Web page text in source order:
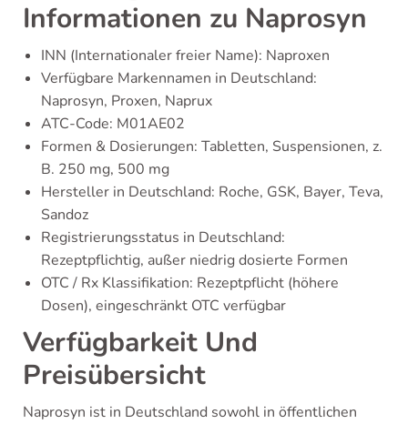
Informationen zu Naprosyn
INN (Internationaler freier Name): Naproxen
Verfügbare Markennamen in Deutschland:
Naprosyn, Proxen, Naprux
ATC-Code: M01AE02
Formen & Dosierungen: Tabletten, Suspensionen, z.
B. 250 mg, 500 mg
Hersteller in Deutschland: Roche, GSK, Bayer, Teva,
Sandoz
Registrierungsstatus in Deutschland:
Rezeptpflichtig, außer niedrig dosierte Formen
OTC / Rx Klassifikation: Rezeptpflicht (höhere
Dosen), eingeschränkt OTC verfügbar
Verfügbarkeit Und
Preisübersicht
Naprosyn ist in Deutschland sowohl in öffentlichen